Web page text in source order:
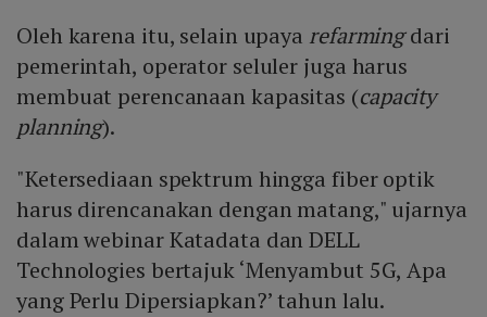
Oleh karena itu, selain upaya refarmingdari
pemerintah, operator seluler juga harus
membuat perencanaan kapasitas (capacity
planning).
"Ketersediaan spektrum hingga fiber optik
harus direncanakan dengan matang," ujarnya
dalam webinar Katadata dan DELL
Technologies bertajuk ‘Menyambut 5G, Apa
yang Perlu Dipersiapkan?’ tahun lalu.